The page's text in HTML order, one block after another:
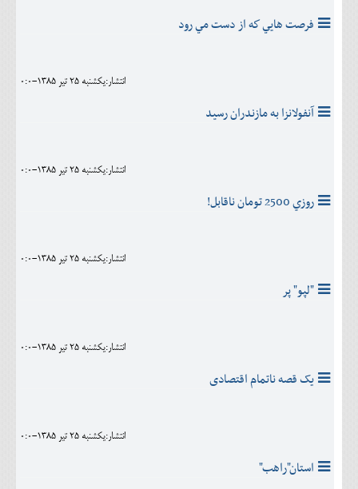
فرصت هايي كه از دست مي رود
انتشار:يکشنبه 25 تير 1385-0:0
آنفولانزا به مازندران رسيد
انتشار:يکشنبه 25 تير 1385-0:0
روزي 2500 تومان ناقابل!
انتشار:يکشنبه 25 تير 1385-0:0
"لپو" پر
انتشار:يکشنبه 25 تير 1385-0:0
یک قصه ناتمام اقتصادی
انتشار:يکشنبه 25 تير 1385-0:0
استان"راهب"